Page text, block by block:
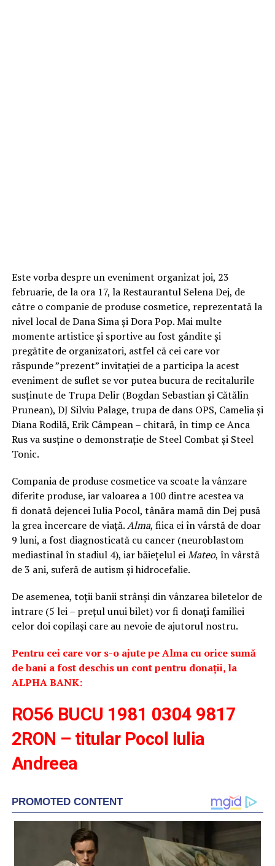
Este vorba despre un eveniment organizat joi, 23
februarie, de la ora 17, la Restaurantul Selena Dej, de
către o companie de produse cosmetice, reprezentată la
nivel local de Dana Sima și Dora Pop. Mai multe
momente artistice și sportive au fost gândite și
pregătite de organizatori, astfel că cei care vor
răspunde ”prezent” invitației de a participa la acest
eveniment de suflet se vor putea bucura de recitalurile
susținute de Trupa Delir (Bogdan Sebastian şi Cătălin
Prunean), DJ Silviu Palage, trupa de dans OPS, Camelia şi
Diana Rodilă, Erik Câmpean – chitară, în timp ce Anca
Rus va susține o demonstrație de Steel Combat și Steel
Tonic.
Compania de produse cosmetice va scoate la vânzare
diferite produse, iar valoarea a 100 dintre acestea va
fi donată dejencei Iulia Pocol, tânăra mamă din Dej pusă
la grea încercare de viață.Alma, fiica ei în vârstă de doar
9 luni, a fost diagnosticată cu cancer (neuroblastom
mediastinal în stadiul 4), iar băiețelul eiMateo, în vârstă
de 3 ani, suferă de autism și hidrocefalie.
De asemenea, toții banii strânși din vânzarea biletelor de
intrare (5 lei – prețul unui bilet) vor fi donați familiei
celor doi copilași care au nevoie de ajutorul nostru.
Pentru cei care vor s-o ajute pe Alma cu orice sumă
de bani a fost deschis un cont pentru donații, la
ALPHA BANK:
RO56 BUCU 1981 0304 9817
2RON – titular Pocol Iulia
Andreea